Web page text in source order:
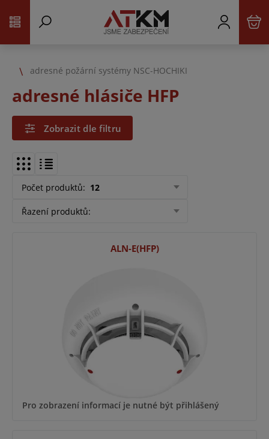
adresné požární systémy NSC-HOCHIKI
adresné hlásiče HFP
Zobrazit dle filtru
Počet produktů: 12
Řazení produktů:
ALN-E(HFP)
Pro zobrazení informací je nutné být přihlášený